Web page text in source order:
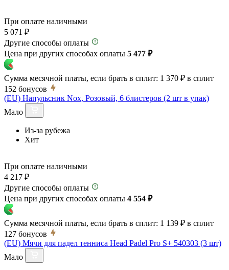
При оплате наличными
5 071 ₽
Другие способы оплаты
Цена при других способах оплаты 5 477 ₽
Сумма месячной платы, если брать в сплит: 1 370 ₽ в сплит
152 бонусов
(EU) Напульсник Nox, Розовый, 6 блистеров (2 шт в упак)
Мало
Из-за рубежа
Хит
При оплате наличными
4 217 ₽
Другие способы оплаты
Цена при других способах оплаты 4 554 ₽
Сумма месячной платы, если брать в сплит: 1 139 ₽ в сплит
127 бонусов
(EU) Мячи для падел тенниса Head Padel Pro S+ 540303 (3 шт)
Мало